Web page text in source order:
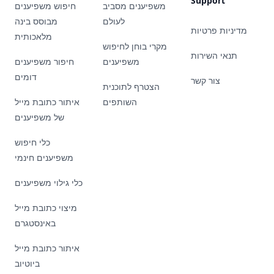
חיפוש משפיענים
מבוסס בינה
מלאכותית
חיפור משפיענים
דומים
איתור כתובת מייל
של משפיענים
כלי חיפוש
משפיענים חינמי
כלי גילוי משפיענים
מיצוי כתובת מייל
באינסטגרם
איתור כתובת מייל
ביוטיוב
משפיענים מסביב
לעולם
מקרי בוחן לחיפוש
משפיענים
הצטרף לתוכנית
השותפים
מדיניות פרטיות
תנאי השירות
צור קשר